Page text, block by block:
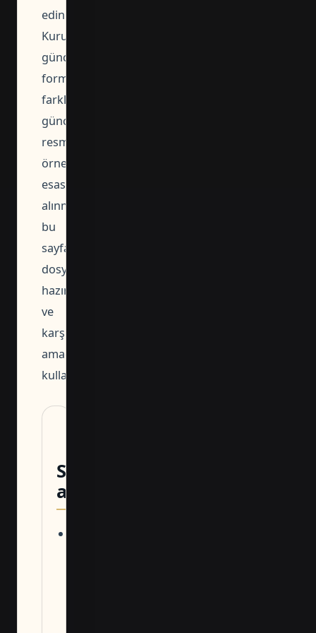
edin.
Kurumun
güncel
formu
farklıysa
güncel
resmi
örnek
esas
alınmalı;
bu
sayfadaki
dosya
hazırlık
ve
karşılaştırma
amacıyla
kullanılmalıdır.
Sonraki
adım